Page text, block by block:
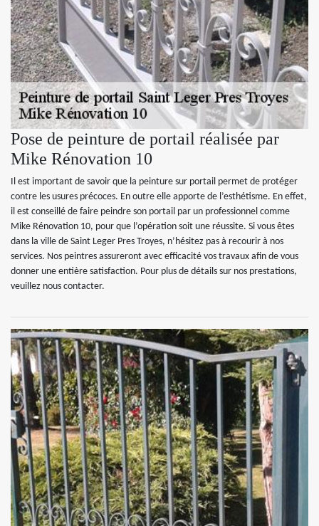
Pose de peinture de portail réalisée par
Mike Rénovation 10
Il est important de savoir que la peinture sur portail permet de protéger
contre les usures précoces. En outre elle apporte de l’esthétisme. En effet,
il est conseillé de faire peindre son portail par un professionnel comme
Mike Rénovation 10, pour que l’opération soit une réussite. Si vous êtes
dans la ville de Saint Leger Pres Troyes, n’hésitez pas à recourir à nos
services. Nos peintres assureront avec efficacité vos travaux afin de vous
donner une entière satisfaction. Pour plus de détails sur nos prestations,
veuillez nous contacter.